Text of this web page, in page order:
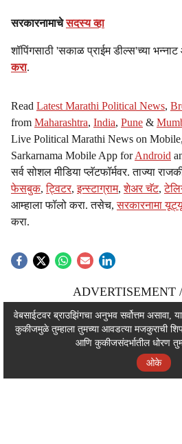
सरकारनामाचेसदस्य व्हा
शॉपिंगसाठी 'सकाळ प्राईम डील्स'च्या
करा.
Read Latest Marathi Political News,
from Maharashtra, India, Pune &
Live Political Marathi News on
Sarkarnama Mobile App forAndroid
सर्व सोशल मीडिया प्लॅटफॉर्मवर. ताज्या
फेसबुक,ट्विटर,इन्स्टाग्राम,शेअर चॅट,
आम्हाला फॉलो करा. तसेच,सरकारनामा
करा.
ADVERTISEMENT
ADVERTISEMENT
ADVERTISEMENT
वेबसाईटवर ब्राउझिंगचा अनुभव सर्वोत्तम असावा,
कुकीजमुळे तुम्हाला तुमच्या आवडत्या मजकुराची
आणि कुकीजसंदर्भातील धोरण
ओके